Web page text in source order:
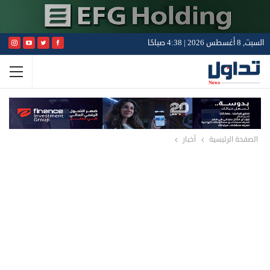
السبت, 8 أغسطس 2026 | 4:38 صباحًا
الصفحة الرئيسية أخبار